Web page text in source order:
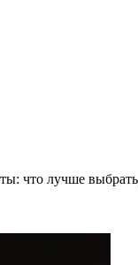
что лучше